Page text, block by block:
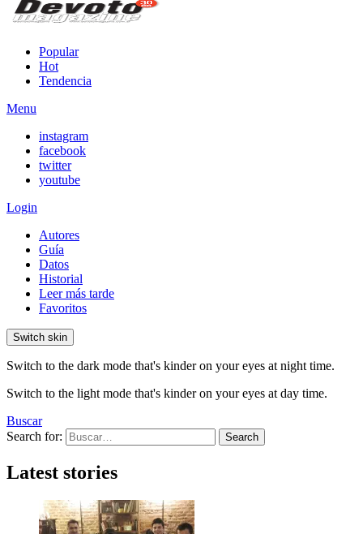
Popular
Hot
Tendencia
Menu
instagram
facebook
twitter
youtube
Login
Autores
Guía
Datos
Historial
Leer más tarde
Favoritos
Switch skin
Switch to the dark mode that's kinder on your eyes at night time.
Switch to the light mode that's kinder on your eyes at day time.
Buscar
Search for:
Search
Latest stories